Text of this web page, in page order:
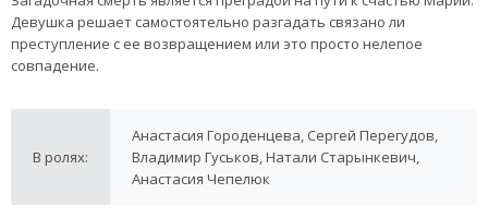
Девушка решает самостоятельно разгадать связано ли
преступление с ее возвращением или это просто нелепое
совпадение.
В ролях:
Анастасия Городенцева, Сергей Перегудов,
Владимир Гуськов, Натали Старынкевич,
Анастасия Чепелюк